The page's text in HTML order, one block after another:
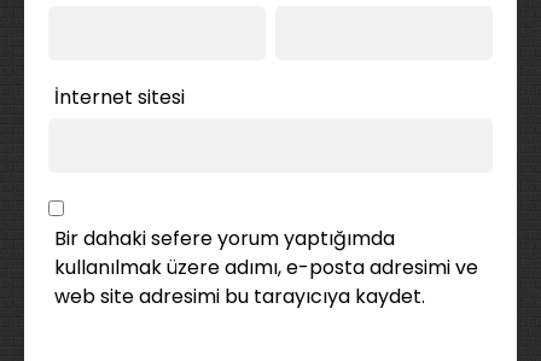
İnternet sitesi
Bir dahaki sefere yorum yaptığımda
kullanılmak üzere adımı, e-posta adresimi ve
web site adresimi bu tarayıcıya kaydet.